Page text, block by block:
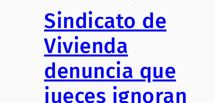
.
Sindicato de
Vivienda
denuncia que
jueces ignoran